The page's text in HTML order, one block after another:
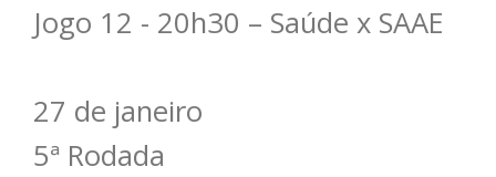
Jogo 12 - 20h30 – Saúde x SAAE
27 de janeiro
5ª Rodada